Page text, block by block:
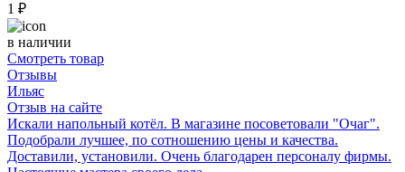
1 ₽
в наличии
Смотреть товар
Отзывы
Ильяс
Отзыв на сайте
Искали напольный котёл. В магазине посоветовали "Очаг".
Подобрали лучшее, по сотношению цены и качества.
Доставили, установили. Очень благодарен персоналу фирмы.